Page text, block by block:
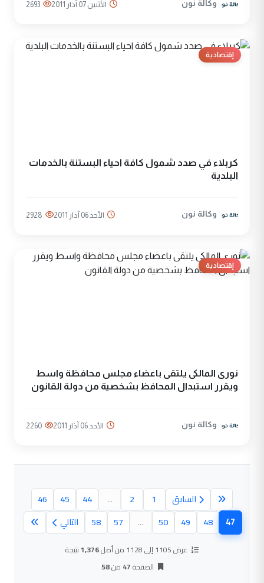
وكالة نون الأثنين 07 آذار 2011 2693
إقتصادية
كربلاء في صدد شمول كافة احياء البستنة بالخدمات
البلدية
وكالة نون الأحد 06 آذار 2011 2928
إقتصادية
نورى المالكى يلتقى باعضاء مجلس محافظة واسط
ويقرر استبدال المحافظ بشخصية من دولة القانون
وكالة نون الأحد 06 آذار 2011 2260
السابق 1
2
...
44
45
46
47(الصفحة الحالية)
48
49
50
...
57
58 التالي
عرض 1105 إلى 1128 من أصل 1,376نتيجة
الصفحة47 من58